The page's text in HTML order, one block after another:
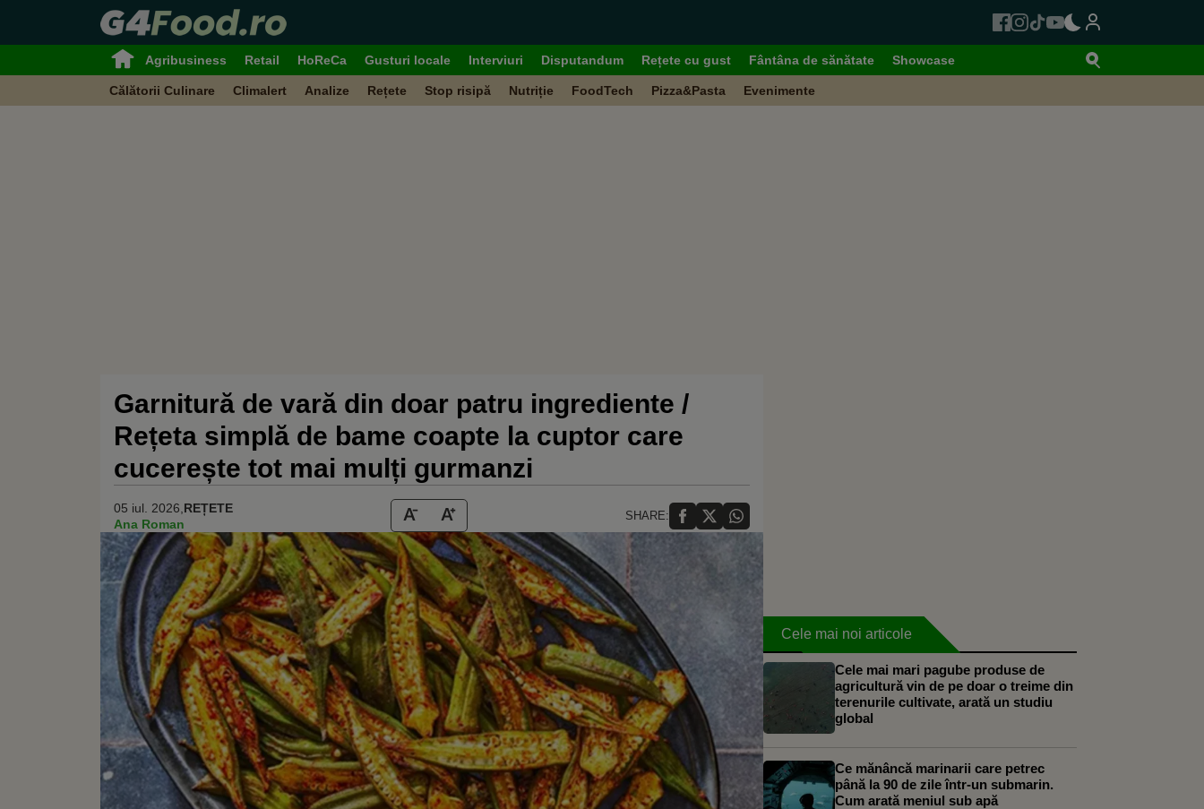
Agribusiness Retail HoReCa Gusturi locale Interviuri Disputandum Rețete cu gust Fântâna de sănătate Showcase
Călătorii Culinare Climalert Analize Rețete Stop risipă Nutriție FoodTech Pizza&Pasta Evenimente
Garnitură de vară din doar patru ingrediente /
Rețeta simplă de bame coapte la cuptor care
cucerește tot mai mulți gurmanzi
05 iul. 2026, REȚETE
Ana Roman
SHARE:
Cele mai noi articole
Cele mai mari pagube produse de
agricultură vin de pe doar o treime din
terenurile cultivate, arată un studiu
global
Ce mănâncă marinarii care petrec
până la 90 de zile într-un submarin.
Cum arată meniul sub apă